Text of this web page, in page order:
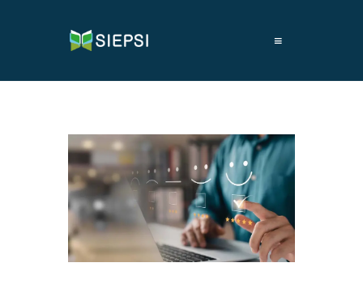
≡